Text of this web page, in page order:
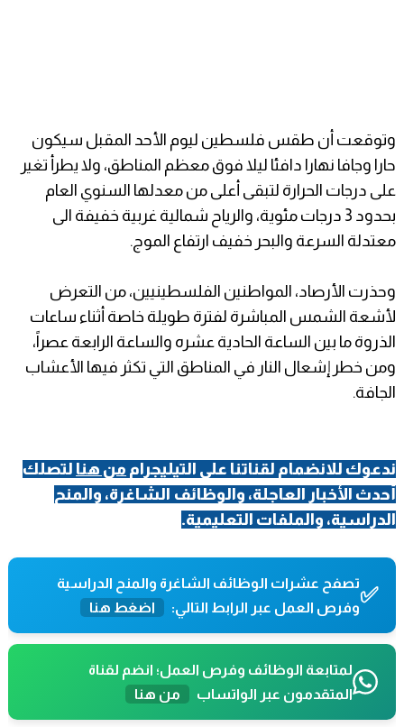
وتوقعت أن طقس فلسطين ليوم الأحد المقبل سيكون
حارا وجافا نهارا دافئا ليلا فوق معظم المناطق، ولا يطرأ تغير
على درجات الحرارة لتبقى أعلى من معدلها السنوي العام
بحدود 3 درجات مئوية، والرياح شمالية غربية خفيفة الى
معتدلة السرعة والبحر خفيف ارتفاع الموج.
وحذرت الأرصاد، المواطنين الفلسطينيين، من التعرض
لأشعة الشمس المباشرة لفترة طويلة خاصة أثناء ساعات
الذروة ما بين الساعة الحادية عشره والساعة الرابعة عصراً،
ومن خطر إشعال النار في المناطق التي تكثر فيها الأعشاب
الجافة.
ندعوك للانضمام لقناتنا على التيليجرام من هنا لتصلك
أحدث الأخبار العاجلة، والوظائف الشاغرة، والمنح
الدراسية، والملفات التعليمية.
✅تصفح عشرات الوظائف الشاغرة والمنح الدراسية
وفرص العمل عبر الرابط التالي:
اضغط هنا
لمتابعة الوظائف وفرص العمل؛ انضم لقناة
المتقدمون عبر الواتساب
من هنا